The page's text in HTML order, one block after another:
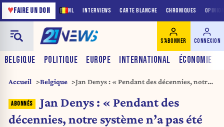
NL INTERVIEWS CARTE BLANCHE CHRONIQUES
♥FAIRE UN DON
BELGIQUE POLITIQUE EUROPE INTERNATIONAL ÉCONOMIE
S'ABONNER CONNEXION
Accueil Belgique
Jan Denys : « Pendant des décennies, notre
gens au travail »
Jan Denys : « Pendant des
décennies, notre système n’a pas été